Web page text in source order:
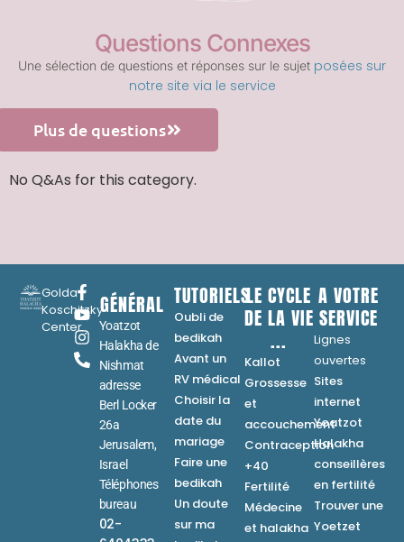
Questions Connexes
Une sélection de questions et réponses sur le sujet posées sur
notre site via le service
Plus de questions
No Q&As for this category.
Golda
Koschitzky
Center
GÉNÉRAL
Yoatzot
Halakha de
Nishmat
adresse
Berl Locker
26a
Jerusalem,
Israel
Téléphones
bureau
02-
TUTORIELS
Oubli de
bedikah
Avant un
RV médical
Choisir la
date du
mariage
Faire une
bedikah
Un doute
sur ma
LE CYCLE
DE LA VIE
...
Kallot
Grossesse
et
accouchement
Contraception
+40
Fertilité
Médecine
et halakha
A VOTRE
SERVICE
Lignes
ouvertes
Sites
internet
Yoatzot
Halakha
conseillères
en fertilité
Trouver une
Yoetzet